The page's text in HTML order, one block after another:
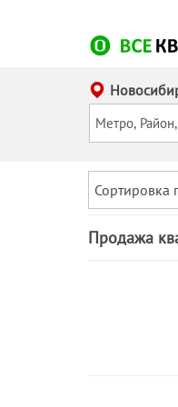
Сортировка
Продажа